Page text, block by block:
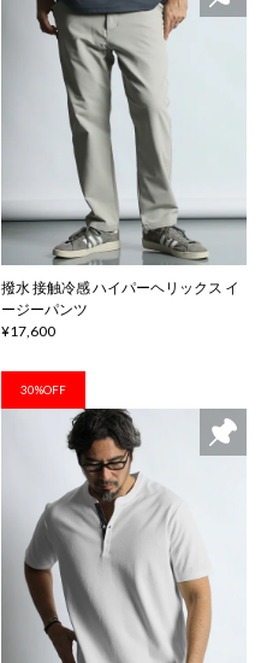
撥水 接触冷感 ハイパーヘリックス イ
ージーパンツ
¥17,600
30%OFF